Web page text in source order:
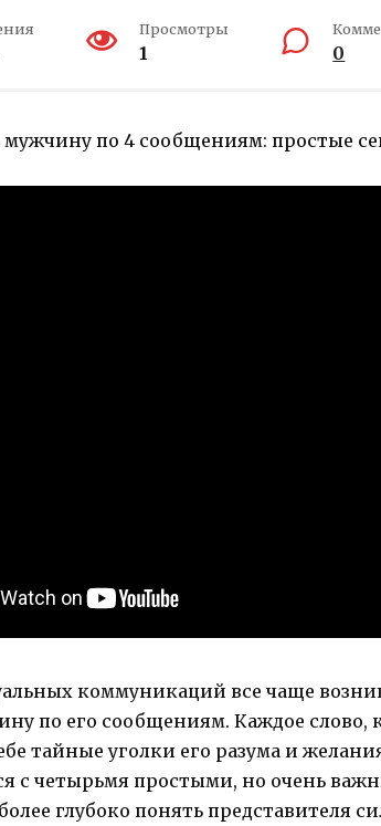
Просмотры
1 0
коммуникаций все чаще
по его сообщениям. Каждое
тайные уголки его разума и
с четырьмя простыми, но очень
глубоко понять представителя